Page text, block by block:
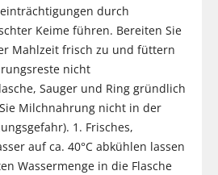
durch
Keime führen. Bereiten Sie
Mahlzeit frisch zu und füttern
nicht
Sauger und Ring gründlich
Milchnahrung nicht in der
1. Frisches,
auf ca. 40°C abkühlen lassen
Wassermenge in die Flasche